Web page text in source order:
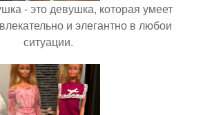
- это девушка, которая умеет
и элегантно в любои
ситуации.